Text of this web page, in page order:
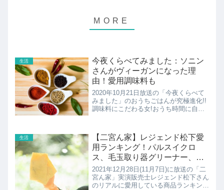
生活
今夜くらべてみました：ソニン
さんがヴィーガンになった理
由！愛用調味料も
2020年10月21日放送の「今夜くらべて
みました」のおうちごはんが究極進化!!
調味料にこだわる女!おうち時間に自炊
ている調味料などの紹介！
生活
【二宮ん家】レジェンド松下愛
用ランキング！パルスイクロ
ス、毛玉取り器グリーナー、す
いすい水ほか
2021年12月28日(11月7日)に放送の「二
宮ん家」実演販売士レジェンド松下さん
のリアルに愛用している商品ランキング